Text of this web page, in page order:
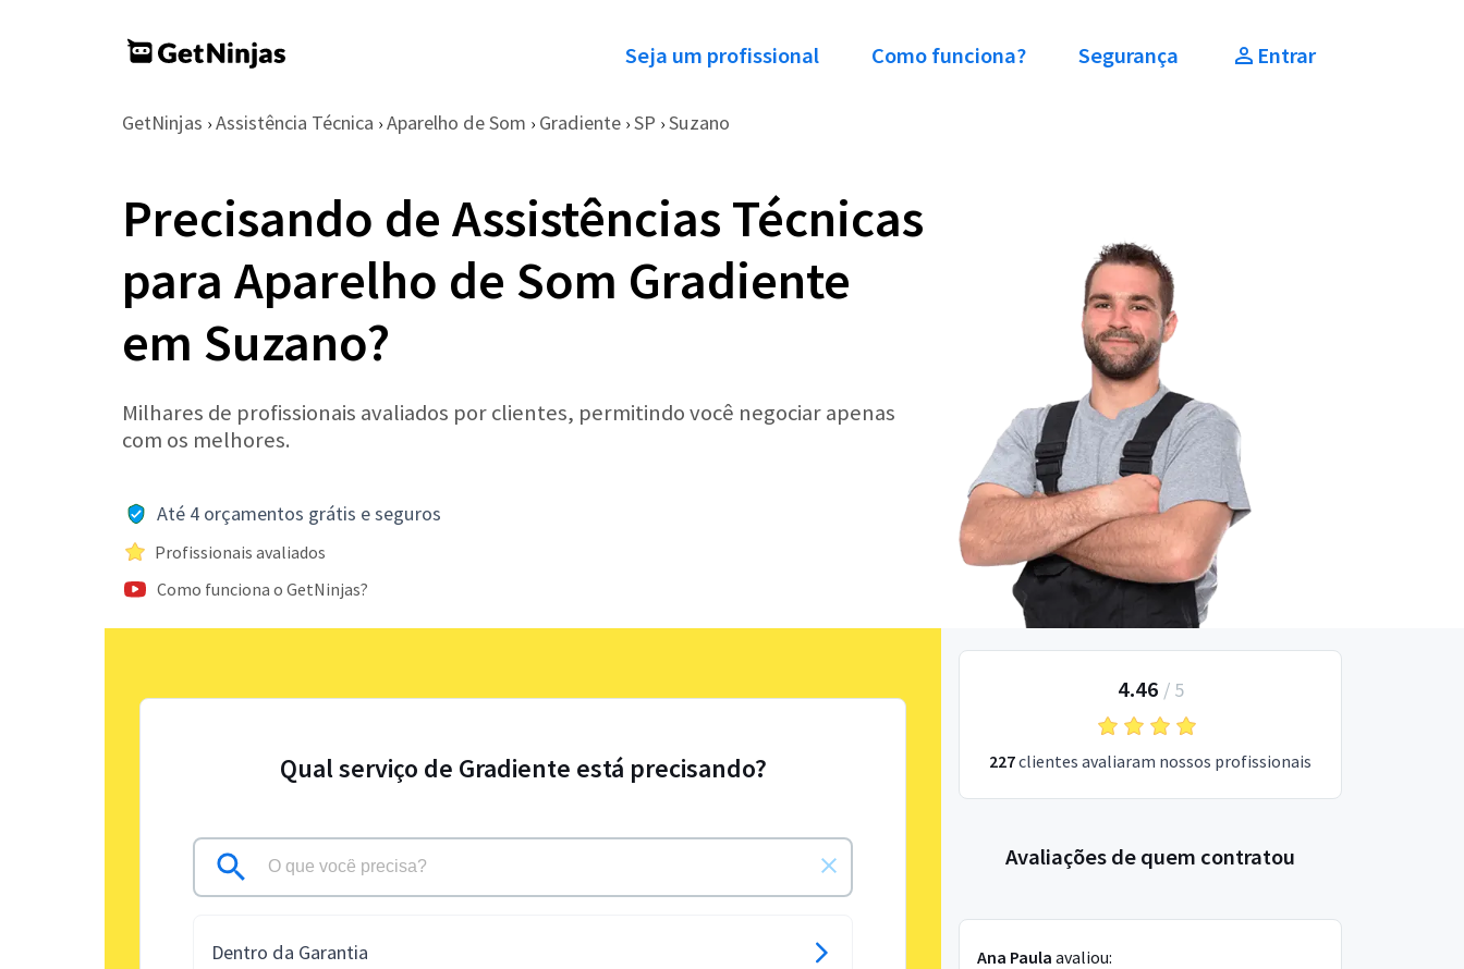
Seja um profissional Como funciona? Segurança Entrar
GetNinjas › Assistência Técnica › Aparelho de Som › Gradiente › SP › Suzano
Precisando de Assistências Técnicas
para Aparelho de Som Gradiente
em Suzano?
Milhares de profissionais avaliados por clientes, permitindo você negociar apenas
com os melhores.
Até 4 orçamentos grátis e seguros
Profissionais avaliados
Como funciona o GetNinjas?
Qual serviço de Gradiente está precisando?
Dentro da Garantia
4.46 / 5
227clientes avaliaram nossos profissionais
Avaliações de quem contratou
Ana Paula avaliou: